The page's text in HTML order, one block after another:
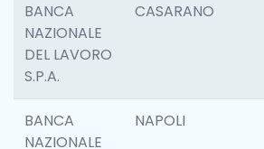
BANCA
NAZIONALE
DEL LAVORO
S.P.A.
CASARANO
BANCA
NAZIONALE
NAPOLI